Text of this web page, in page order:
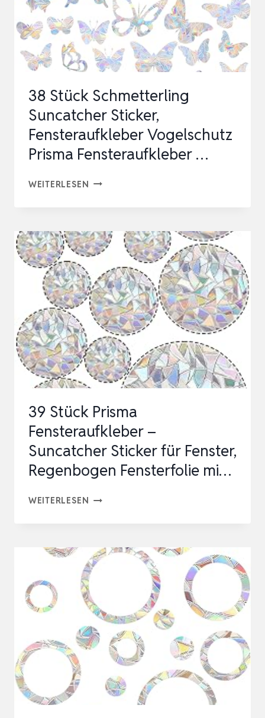
38 Stück Schmetterling
Suncatcher Sticker,
Fensteraufkleber Vogelschutz
Prisma Fensteraufkleber …
WEITERLESEN 38
SUNCATCHER
STICKER,
FENSTERAUFKLEBER
VOGELSCHUTZ
PRISMA
FENSTERAUFKLEBER
…
39 Stück Prisma
Fensteraufkleber –
Suncatcher Sticker für Fenster,
Regenbogen Fensterfolie mi…
WEITERLESEN 39
FENSTERAUFKLEBER
–
SUNCATCHER
STICKER
FÜR
FENSTER,
REGENBOGEN
FENSTERFOLIE
MI…